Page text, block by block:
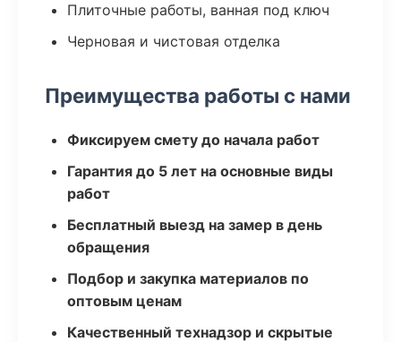
Плиточные работы, ванная под ключ
Черновая и чистовая отделка
Преимущества работы с нами
Фиксируем смету до начала работ
Гарантия до 5 лет на основные виды
работ
Бесплатный выезд на замер в день
обращения
Подбор и закупка материалов по
оптовым ценам
Качественный технадзор и скрытые